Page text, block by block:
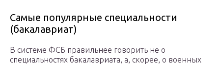
Самые популярные специальности
(бакалавриат)
В системе ФСБ правильнее говорить не о
специальностях бакалавриата, а, скорее, о военных